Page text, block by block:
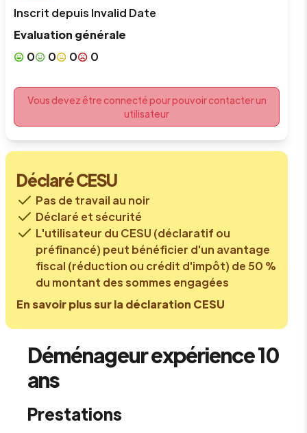
Inscrit depuis Invalid Date
Evaluation générale
0
0 0 0
Vous devez être connecté pour pouvoir contacter un
utilisateur
Déclaré CESU
Pas de travail au noir
Déclaré et sécurité
L'utilisateur du CESU (déclaratif ou
préfinancé) peut bénéficier d'un avantage
fiscal (réduction ou crédit d'impôt) de 50 %
du montant des sommes engagées
En savoir plus sur la déclaration CESU
Déménageur expérience 10
ans
Prestations